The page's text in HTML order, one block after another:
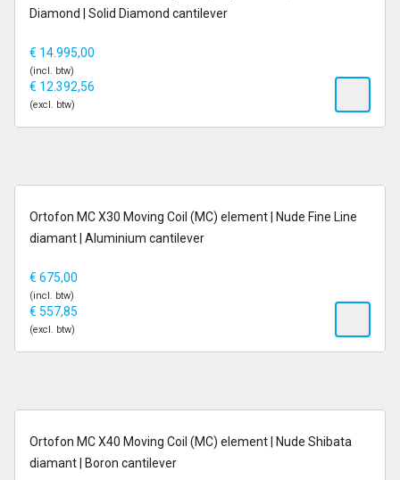
Diamond | Solid Diamond cantilever
€ 14.995,00
(incl. btw)
€ 12.392,56
(excl. btw)
op voorraad
Ortofon MC X30 Moving Coil (MC) element | Nude Fine Line
diamant | Aluminium cantilever
€ 675,00
(incl. btw)
€ 557,85
(excl. btw)
op voorraad
Ortofon MC X40 Moving Coil (MC) element | Nude Shibata
diamant | Boron cantilever